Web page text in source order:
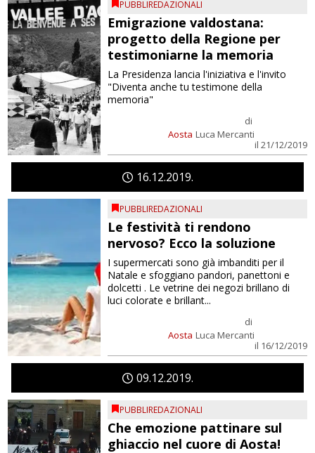
PUBBLIREDAZIONALI
Emigrazione valdostana:
progetto della Regione per
testimoniarne la memoria
Aosta
di
Luca Mercanti
il 21/12/2019
La Presidenza lancia l'iniziativa e l'invito
"Diventa anche tu testimone della
memoria"
16 12 2019
PUBBLIREDAZIONALI
Le festività ti rendono
nervoso? Ecco la soluzione
Aosta
di
Luca Mercanti
il 16/12/2019
I supermercati sono già imbanditi per il
Natale e sfoggiano pandori, panettoni e
dolcetti . Le vetrine dei negozi brillano di
luci colorate e brillant...
09 12 2019
PUBBLIREDAZIONALI
Che emozione pattinare sul
ghiaccio nel cuore di Aosta!